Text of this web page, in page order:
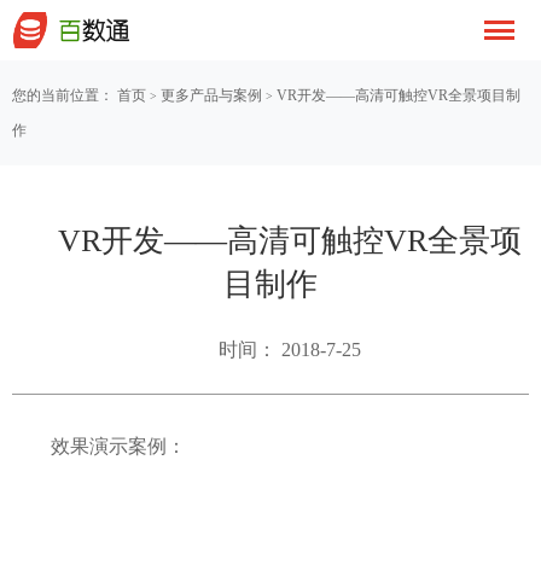
您的当前位置： 首页 > 更多产品与案例 > VR开发——高清可触控VR全景项目制
作
VR开发——高清可触控VR全景项
目制作
时间： 2018-7-25
效果演示案例：